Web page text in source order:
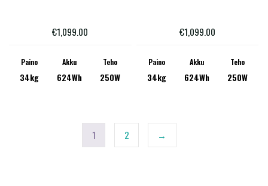
Voit
tehdä
sivulla.
€1,099.00
Paino
34kg
Akku
624Wh
Teho
250W
Voit
tehdä
€1,099.00
Paino
34kg
Akku
624Wh
Teho
250W
1 2 →